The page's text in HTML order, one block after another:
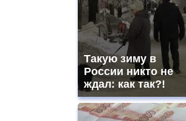
Такую зиму в
России никто не
ждал: как так?!